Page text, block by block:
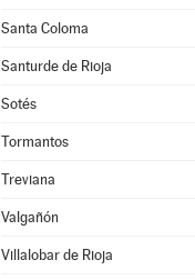
Santa Coloma
Santurde de Rioja
Sotés
Tormantos
Treviana
Valgañón
Villalobar de Rioja